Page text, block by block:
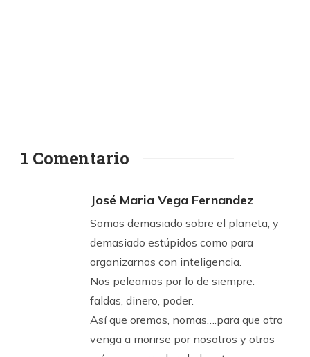
1 Comentario
José Maria Vega Fernandez
Somos demasiado sobre el planeta, y
demasiado estúpidos como para
organizarnos con inteligencia.
Nos peleamos por lo de siempre:
faldas, dinero, poder.
Así que oremos, nomas….para que otro
venga a morirse por nosotros y otros